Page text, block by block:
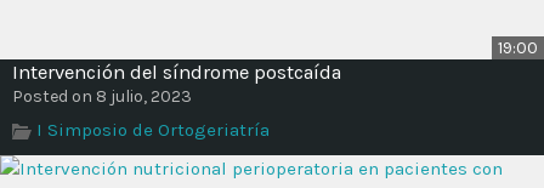
19:00
Intervención del síndrome postcaída
Posted on 8 julio, 2023
I Simposio de Ortogeriatría